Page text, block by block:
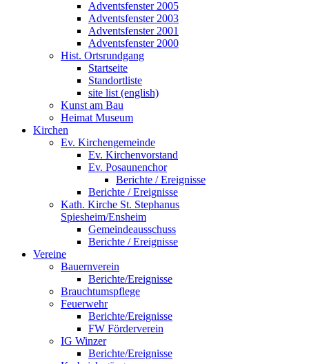
Adventsfenster 2005
Adventsfenster 2003
Adventsfenster 2001
Adventsfenster 2000
Hist. Ortsrundgang
Startseite
Standortliste
site list (english)
Kunst am Bau
Heimat Museum
Kirchen
Ev. Kirchengemeinde
Ev. Kirchenvorstand
Ev. Posaunenchor
Berichte / Ereignisse
Berichte / Ereignisse
Kath. Kirche St. Stephanus
Spiesheim/Ensheim
Gemeindeausschuss
Berichte / Ereignisse
Vereine
Bauernverein
Berichte/Ereignisse
Brauchtumspflege
Feuerwehr
Berichte/Ereignisse
FW Förderverein
IG Winzer
Berichte/Ereignisse